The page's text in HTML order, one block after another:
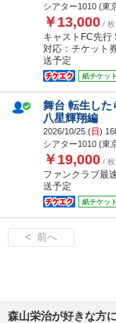
シアター1010 (東
￥13,000 /
キャストFC先
対応：チケット
送予定
紙チケット
舞台 転生した
八星輝翔編
2026/10/25 (日) 16
シアター1010 (東
￥19,000 /
ファンクラブ最
送予定
紙チケット
< 前へ
森山栄治が好きな方